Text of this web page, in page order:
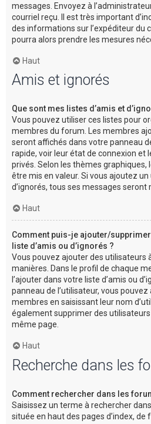
messages. Envoyez à
courriel reçu. Il est très important
des informations sur l’expéditeur du
pourra alors prendre les mesures
Haut
Amis et ignorés
Que sont mes listes d’amis et
Vous pouvez utiliser ces listes pour
membres du forum. Les membres
seront affichés dans votre panneau
rapide, voir leur état de connexion et
privés. Selon les thèmes
être mis en valeur. Si vous ajoutez
d’ignorés, tous ses messages seront
Haut
Comment puis-je ajouter/
liste d’amis ou d’ignorés ?
Vous pouvez ajouter des utilisateurs
manières. Dans le profil de chaque
l’ajouter dans votre liste d’amis ou
panneau de l’utilisateur, vous
membres en saisissant leur nom
également supprimer des
même page.
Haut
Recherche dans les
Comment rechercher dans les
Saisissez un terme à rechercher
située en haut des pages d’index, de